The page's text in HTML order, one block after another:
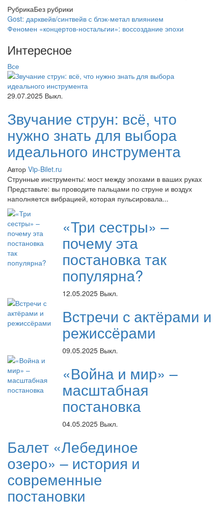
РубрикаБез рубрики
Gost: дарквейв/синтвейв с блэк-метал влиянием
Феномен «концертов-ностальгии»: воссоздание эпохи
Интересное
Все
29.07.2025 Выкл.
Звучание струн: всё, что
нужно знать для выбора
идеального инструмента
Автор Vip-Bilet.ru
Струнные инструменты: мост между эпохами в ваших руках
Представьте: вы проводите пальцами по струне и воздух
наполняется вибрацией, которая пульсировала...
«Три сестры» –
почему эта
постановка так
популярна?
12.05.2025 Выкл.
Встречи с актёрами и
режиссёрами
09.05.2025 Выкл.
«Война и мир» –
масштабная
постановка
04.05.2025 Выкл.
Балет «Лебединое
озеро» – история и
современные
постановки